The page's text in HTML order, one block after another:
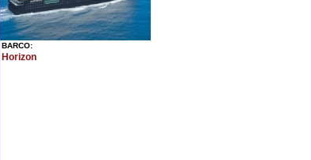
BARCO:
Horizon